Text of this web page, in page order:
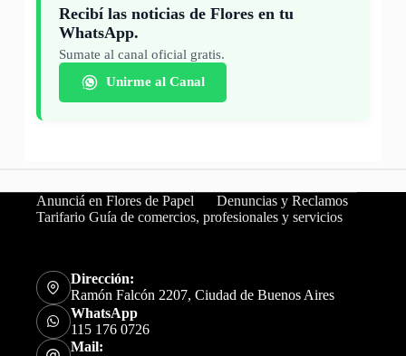
Recibí las noticias de Flores en tu
WhatsApp.
Sumate al canal oficial gratis.
Unirme al Canal
Anunciá en Flores de Papel
Denuncias y Reclamos
Tarifario Guía de comercios, profesionales y servicios
Dirección:
Ramón Falcón 2207, Ciudad de Buenos Aires
WhatsApp
115 176 0726
Mail: